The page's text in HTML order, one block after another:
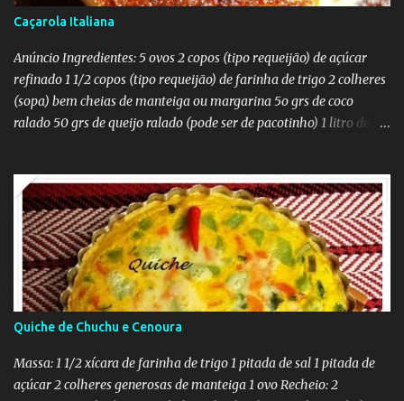
Caçarola Italiana
Anúncio Ingredientes: 5 ovos 2 copos (tipo requeijão) de açúcar
refinado 1 1/2 copos (tipo requeijão) de farinha de trigo 2 colheres
(sopa) bem cheias de manteiga ou margarina 5o grs de coco
ralado 50 grs de queijo ralado (pode ser de pacotinho) 1 litro de
ver que está moreno por cima esta assado. Este pudim quem fazia
muito era minha vó Maria e minha tia Bela, fica uma delícia as
medidas eram outras sempre em pratos, mas adaptei para minhas
medidas. Sempre que vejo os cadernos antigos que tenho aqui em
casa e que eram da minha mãe e da minha avó as medidas eram
em pratos fundos, mas acho dificil medir assim, então procuro
adaptar para medidas mais fáceis. Esta sobremesa é uma delícia
faço sempre, meus netinhos adoram.
Quiche de Chuchu e Cenoura
Massa: 1 1/2 xícara de farinha de trigo 1 pitada de sal 1 pitada de
açúcar 2 colheres generosas de manteiga 1 ovo Recheio: 2